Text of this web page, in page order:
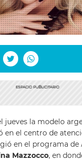
jueves la modelo
en el centro de
en el programa de
Mazzocco, en